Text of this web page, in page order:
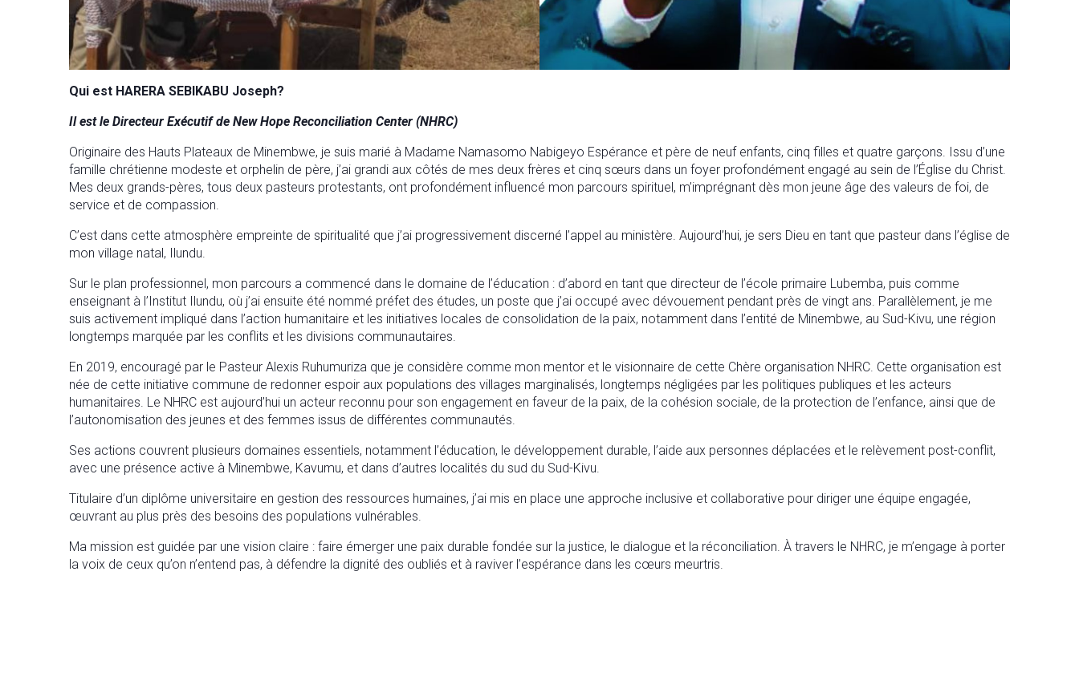
Qui est HARERA SEBIKABU Joseph?
Il est le Directeur Exécutif de New Hope Reconciliation Center (NHRC)
Originaire des Hauts Plateaux de Minembwe, je suis marié à Madame Namasomo Nabigeyo Espérance et père de neuf enfants, cinq filles et quatre garçons. Issu d’une
famille chrétienne modeste et orphelin de père, j’ai grandi aux côtés de mes deux frères et cinq sœurs dans un foyer profondément engagé au sein de l’Église du Christ.
Mes deux grands-pères, tous deux pasteurs protestants, ont profondément influencé mon parcours spirituel, m’imprégnant dès mon jeune âge des valeurs de foi, de
service et de compassion.
C’est dans cette atmosphère empreinte de spiritualité que j’ai progressivement discerné l’appel au ministère. Aujourd’hui, je sers Dieu en tant que pasteur dans l’église de
mon village natal, Ilundu.
Sur le plan professionnel, mon parcours a commencé dans le domaine de l’éducation : d’abord en tant que directeur de l’école primaire Lubemba, puis comme
enseignant à l’Institut Ilundu, où j’ai ensuite été nommé préfet des études, un poste que j’ai occupé avec dévouement pendant près de vingt ans. Parallèlement, je me
suis activement impliqué dans l’action humanitaire et les initiatives locales de consolidation de la paix, notamment dans l’entité de Minembwe, au Sud-Kivu, une région
longtemps marquée par les conflits et les divisions communautaires.
En 2019, encouragé par le Pasteur Alexis Ruhumuriza que je considère comme mon mentor et le visionnaire de cette Chère organisation NHRC. Cette organisation est
née de cette initiative commune de redonner espoir aux populations des villages marginalisés, longtemps négligées par les politiques publiques et les acteurs
humanitaires. Le NHRC est aujourd’hui un acteur reconnu pour son engagement en faveur de la paix, de la cohésion sociale, de la protection de l’enfance, ainsi que de
l’autonomisation des jeunes et des femmes issus de différentes communautés.
Ses actions couvrent plusieurs domaines essentiels, notamment l’éducation, le développement durable, l’aide aux personnes déplacées et le relèvement post-conflit,
avec une présence active à Minembwe, Kavumu, et dans d’autres localités du sud du Sud-Kivu.
Titulaire d’un diplôme universitaire en gestion des ressources humaines, j’ai mis en place une approche inclusive et collaborative pour diriger une équipe engagée,
œuvrant au plus près des besoins des populations vulnérables.
Ma mission est guidée par une vision claire : faire émerger une paix durable fondée sur la justice, le dialogue et la réconciliation. À travers le NHRC, je m’engage à porter
la voix de ceux qu’on n’entend pas, à défendre la dignité des oubliés et à raviver l’espérance dans les cœurs meurtris.